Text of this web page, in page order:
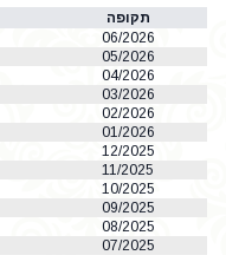
תקופה
06/2026
05/2026
04/2026
03/2026
02/2026
01/2026
12/2025
11/2025
10/2025
09/2025
08/2025
07/2025